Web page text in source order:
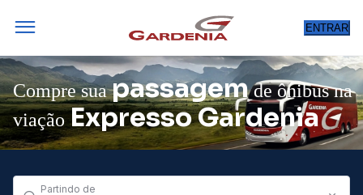
ENTRAR
Compre suapassagemde ônibus na
viação Expresso Gardenia
Partindo de